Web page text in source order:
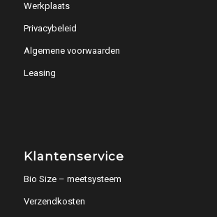
Werkplaats
Privacybeleid
Algemene voorwaarden
Leasing
Klantenservice
Bio Size – meetsysteem
Verzendkosten